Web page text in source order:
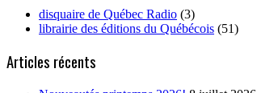
disquaire de Québec Radio (3)
librairie des éditions du Québécois (51)
Articles récents